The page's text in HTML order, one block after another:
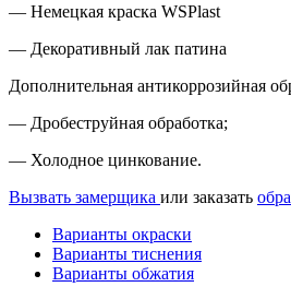
— Немецкая краска WSPlast
— Декоративный лак патина
Дополнительная антикоррозийная
— Дробеструйная обработка;
— Холодное цинкование.
Вызвать замерщика или заказать
Варианты окраски
Варианты тиснения
Варианты обжатия